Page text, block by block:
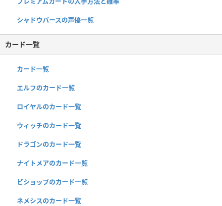
シャドウバースの声優一覧
カード一覧
カード一覧
エルフのカード一覧
ロイヤルのカード一覧
ウィッチのカード一覧
ドラゴンのカード一覧
ナイトメアのカード一覧
ビショップのカード一覧
ネメシスのカード一覧